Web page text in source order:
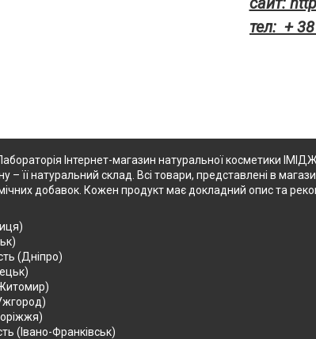
тел: +
Інтернет-магазин натуральної косметики
– її натуральний склад. Всі товари, представлені в
добавок. Кожен продукт має докладний опис та
(Дніпро)
(Івано-Франківськ)